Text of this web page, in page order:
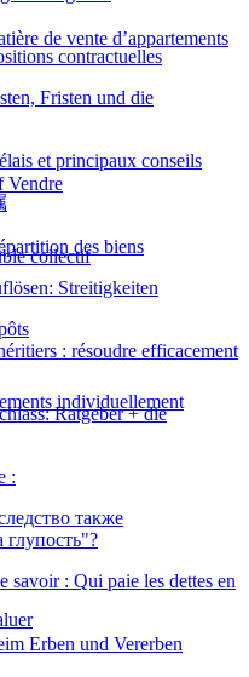
de vente d’appartements
Vendre
collectif
individuellement
contractuelles
et principaux conseils
des biens
: résoudre efficacement
:
savoir : Qui paie les dettes en